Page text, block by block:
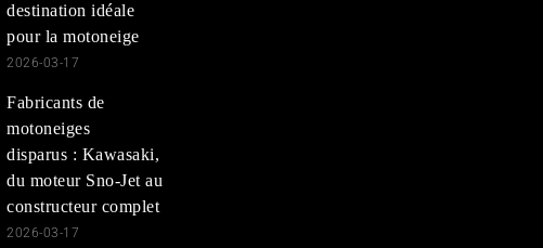
destination idéale
pour la motoneige
2026-03-17
Fabricants de
motoneiges
disparus : Kawasaki,
du moteur Sno-Jet au
constructeur complet
2026-03-17